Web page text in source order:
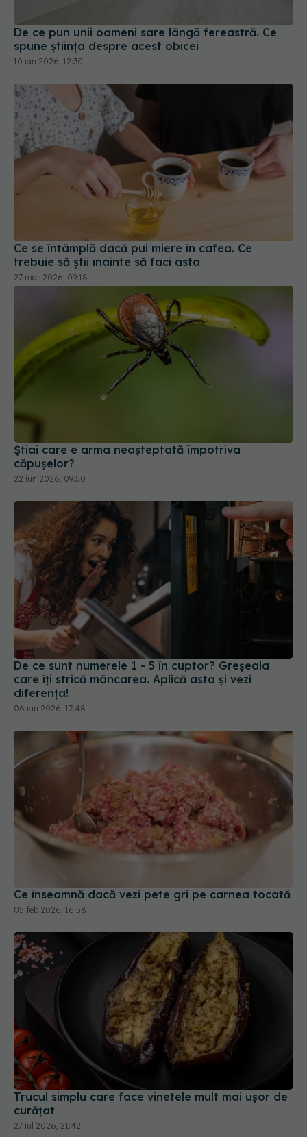
De ce pun unii oameni sare lângă fereastră. Ce
spune știința despre acest obicei
10 ian 2026, 12:30
Ce se întâmplă dacă pui miere în cafea. Ce
trebuie să știi înainte să faci asta
27 mar 2026, 09:18
Știai care e arma neașteptată împotriva
căpușelor?
22 iun 2026, 09:50
De ce sunt numerele 1 - 5 în cuptor? Greșeala
care îți strică mâncarea. Aplică asta și vezi
diferența!
06 ian 2026, 17:48
Ce înseamnă dacă vezi pete gri pe carnea tocată
05 feb 2026, 16:58
Trucul simplu care face vinetele mult mai ușor de
curățat
27 iul 2026, 21:42